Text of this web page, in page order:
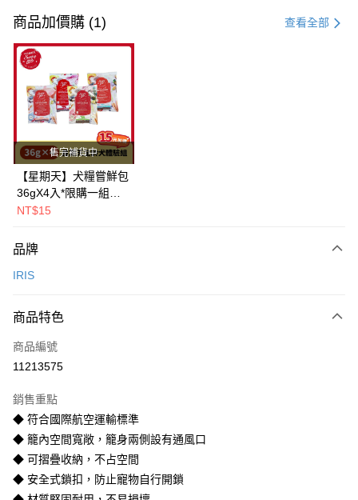
信用卡一次付款
LINE Pay
Apple Pay
街口支付
悠遊付
Google Pay
全盈+PAY
相關說明
AFTEE先享後付是「在收到商品之後才付款」的支付方式。 讓您購物簡單
１．簡單：不需註冊會員、不需綁卡、不需儲值。
２．便利：只要手機號碼，簡訊認證，即可結帳。
【「AFTEE先享後付」結帳流程】
結帳頁面，進行簡訊認證並確認金額後，即可完成結帳。
３．收到繳費通知簡訊後14天內，點擊此簡訊中的連結，可透過四大超商／
ATM／網路銀行／等多元方式進行付款，方視為交易完成。
※ 請注意：結帳手續完成當下不需立刻繳費，但若您需要取消訂單，請聯絡
購買商品的店家。未經商家同意取消之訂單仍視為有效，需透過AFTEE先享
後付繳納相關費用。
※ 交易是否成功請以「AFTEE先享後付 」之結帳頁面顯示為準，若有關於
ATM付款
運送方式
一般宅配
每筆NT$100，滿NT$2,000(含以上)免運費
大型貨運
每筆NT$300
宅配-離島
每筆NT$180
商品加價購 (1) 查看全部
售完補貨中
【星期天】犬糧嘗鮮包
36gX4入*限購一組｜
鱈+鮭+牛+羊（效期
NT$15
品牌
IRIS
商品特色
商品編號
11213575
銷售重點
◆ 符合國際航空運輸標準
◆ 籠內空間寬敞，籠身兩側設有通風口
◆ 可摺疊收納，不占空間
◆ 安全式鎖扣，防止寵物自行開鎖